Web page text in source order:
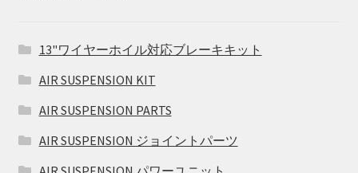
13"ワイヤーホイル対応ブレーキキット
AIR SUSPENSION KIT
AIR SUSPENSION PARTS
AIR SUSPENSION ジョイントパーツ